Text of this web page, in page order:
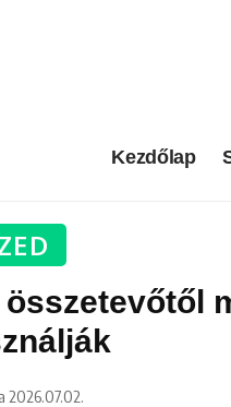
Kezdőlap
2026.07.02.